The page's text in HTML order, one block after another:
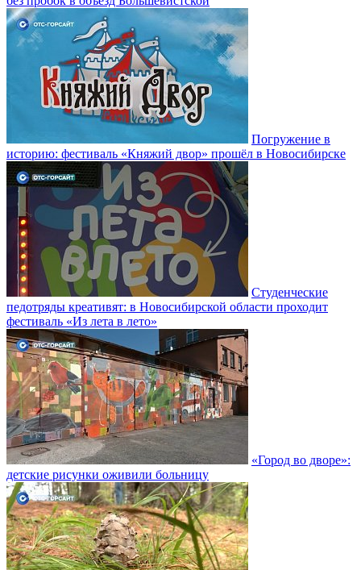
Погружение в
историю: фестиваль «Княжий двор» прошёл в Новосибирске
Студенческие
педотряды креативят: в Новосибирской области проходит
фестиваль «Из лета в лето»
«Город во дворе»:
детские рисунки оживили больницу